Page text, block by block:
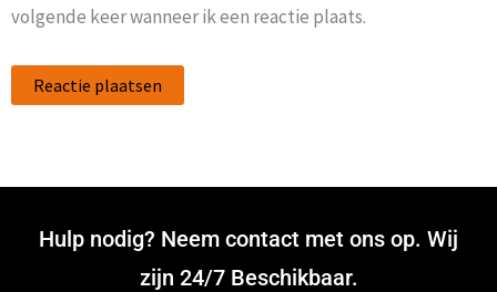
volgende keer wanneer ik een reactie plaats.
Hulp nodig? Neem contact met ons op. Wij
zijn 24/7 Beschikbaar.